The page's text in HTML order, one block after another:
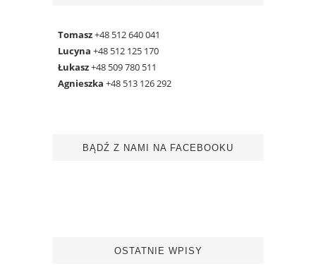
Tomasz+48 512 640 041
Lucyna +48 512 125 170
Łukasz+48 509 780 511
Agnieszka +48 513 126 292
BĄDŹ Z NAMI NA FACEBOOKU
OSTATNIE WPISY